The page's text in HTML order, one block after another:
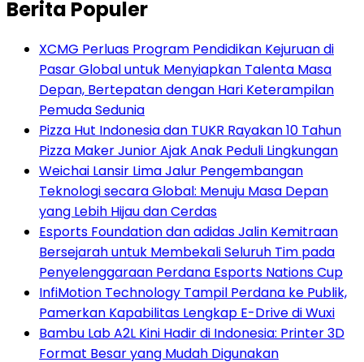
Berita Populer
XCMG Perluas Program Pendidikan Kejuruan di
Pasar Global untuk Menyiapkan Talenta Masa
Depan, Bertepatan dengan Hari Keterampilan
Pemuda Sedunia
Pizza Hut Indonesia dan TUKR Rayakan 10 Tahun
Pizza Maker Junior Ajak Anak Peduli Lingkungan
Weichai Lansir Lima Jalur Pengembangan
Teknologi secara Global: Menuju Masa Depan
yang Lebih Hijau dan Cerdas
Esports Foundation dan adidas Jalin Kemitraan
Bersejarah untuk Membekali Seluruh Tim pada
Penyelenggaraan Perdana Esports Nations Cup
InfiMotion Technology Tampil Perdana ke Publik,
Pamerkan Kapabilitas Lengkap E-Drive di Wuxi
Bambu Lab A2L Kini Hadir di Indonesia: Printer 3D
Format Besar yang Mudah Digunakan